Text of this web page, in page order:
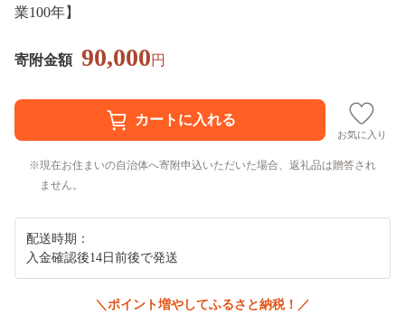
業100年】
寄附金額 90,000円
お気に入り
現在お住まいの自治体へ寄附申込いただいた場合、返礼品は贈答され
ません。
配送時期：
入金確認後14日前後で発送
＼ポイント増やしてふるさと納税！／